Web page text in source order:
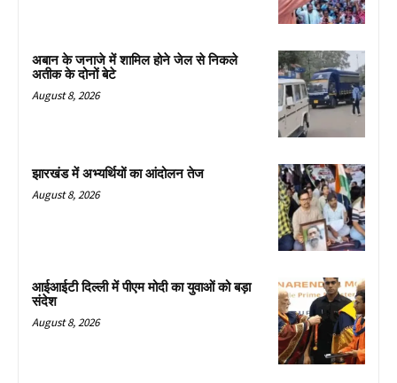
अबान के जनाजे में शामिल होने जेल से निकले
अतीक के दोनों बेटे
August 8, 2026
झारखंड में अभ्यर्थियों का आंदोलन तेज
August 8, 2026
आईआईटी दिल्ली में पीएम मोदी का युवाओं को बड़ा
संदेश
August 8, 2026